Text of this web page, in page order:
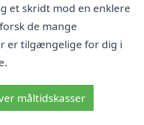
et skridt mod en enklere
de mange
er tilgængelige for dig i
måltidskasser